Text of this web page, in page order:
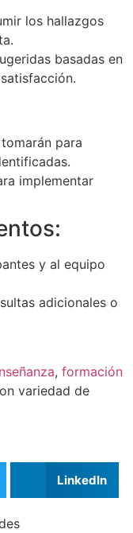
los hallazgos
basadas en
para
implementar
y al equipo
adicionales o
, formación
variedad de
LinkedIn